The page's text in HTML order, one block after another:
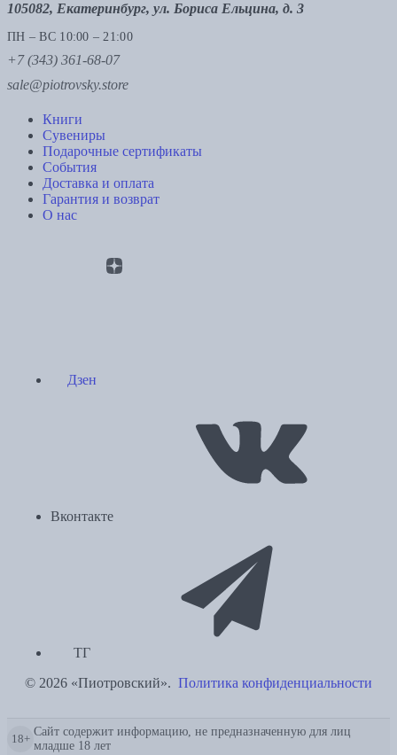
105082, Екатеринбург, ул. Бориса Ельцина, д. 3
ПН – ВС 10:00 – 21:00
+7 (343) 361-68-07
sale@piotrovsky.store
Книги
Сувениры
Подарочные сертификаты
События
Доставка и оплата
Гарантия и возврат
О нас
Дзен
Вконтакте
ТГ
© 2026 «Пиотровский». Политика конфиденциальности
18+
Сайт содержит информацию, не предназначенную для лиц
младше 18 лет